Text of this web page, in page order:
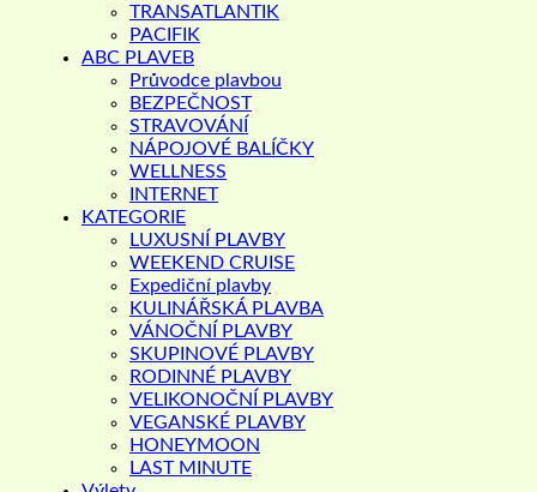
TRANSATLANTIK
PACIFIK
ABC PLAVEB
Průvodce plavbou
BEZPEČNOST
STRAVOVÁNÍ
NÁPOJOVÉ BALÍČKY
WELLNESS
INTERNET
KATEGORIE
LUXUSNÍ PLAVBY
WEEKEND CRUISE
Expediční plavby
KULINÁŘSKÁ PLAVBA
VÁNOČNÍ PLAVBY
SKUPINOVÉ PLAVBY
RODINNÉ PLAVBY
VELIKONOČNÍ PLAVBY
VEGANSKÉ PLAVBY
HONEYMOON
LAST MINUTE